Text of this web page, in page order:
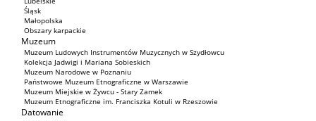
Śląsk
Małopolska
Obszary karpackie
Muzeum
Muzeum Ludowych Instrumentów Muzycznych w Szydłowcu
Kolekcja Jadwigi i Mariana Sobieskich
Muzeum Narodowe w Poznaniu
Państwowe Muzeum Etnograficzne w Warszawie
Muzeum Miejskie w Żywcu - Stary Zamek
Muzeum Etnograficzne im. Franciszka Kotuli w Rzeszowie
Datowanie